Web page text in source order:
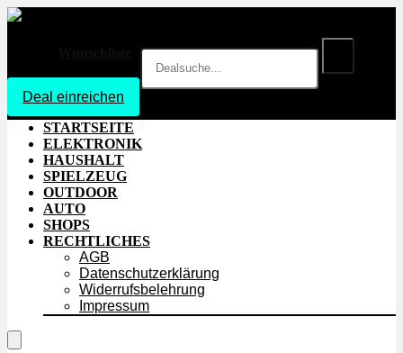
Deal einreichen
STARTSEITE
ELEKTRONIK
HAUSHALT
SPIELZEUG
OUTDOOR
AUTO
SHOPS
RECHTLICHES
AGB
Datenschutzerklärung
Widerrufsbelehrung
Impressum